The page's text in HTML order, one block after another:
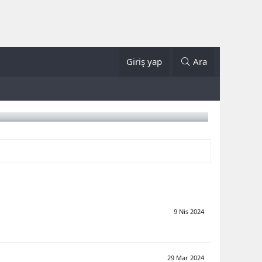
Giriş yap Ara
9 Nis 2024
29 Mar 2024